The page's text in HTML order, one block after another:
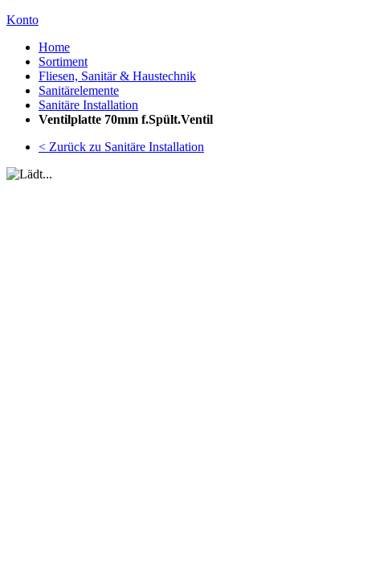
Konto
Home
Sortiment
Fliesen, Sanitär & Haustechnik
Sanitärelemente
Sanitäre Installation
Ventilplatte 70mm f.Spült.Ventil
< Zurück zu Sanitäre Installation